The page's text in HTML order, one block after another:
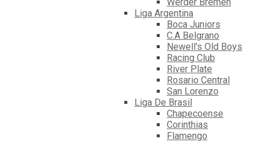
Werder Bremen
Liga Argentina
Boca Juniors
C.A Belgrano
Newell's Old Boys
Racing Club
River Plate
Rosario Central
San Lorenzo
Liga De Brasil
Chapecoense
Corinthias
Flamengo